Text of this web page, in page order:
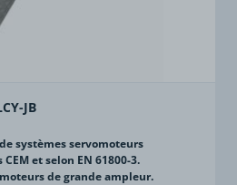
JB
systèmes servomoteurs
et selon EN 61800-3.
de grande ampleur.